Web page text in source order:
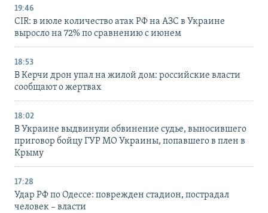
19:46
CIR: в июле количество атак РФ на АЗС в Украине
выросло на 72% по сравнению с июнем
18:53
В Керчи дрон упал на жилой дом: российские власти
сообщают о жертвах
18:02
В Украине выдвинули обвинение судье, выносившего
приговор бойцу ГУР МО Украины, попавшего в плен в
Крыму
17:28
Удар РФ по Одессе: поврежден стадион, пострадал
человек – власти